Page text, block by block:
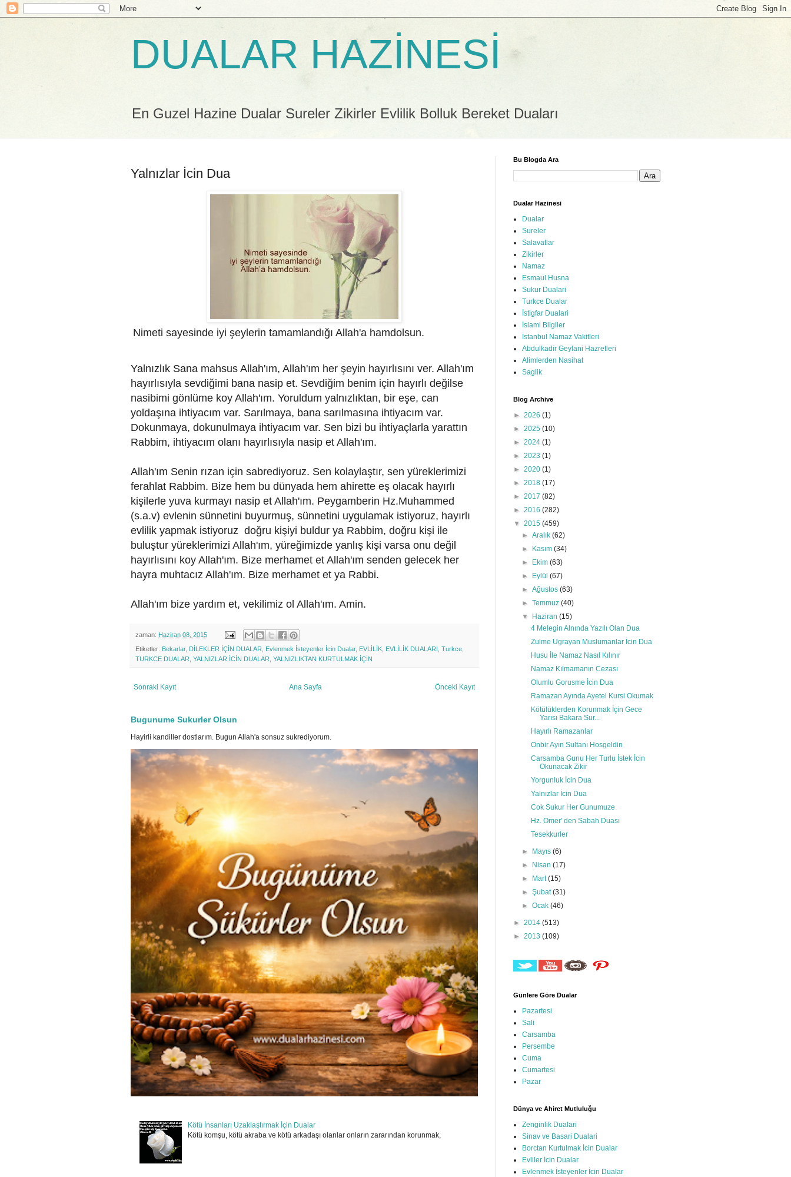
DUALAR HAZİNESİ
En Guzel Hazine Dualar Sureler Zikirler Evlilik Bolluk Bereket Duaları
Yalnızlar İcin Dua
Nimeti sayesinde iyi şeylerin tamamlandığı Allah'a hamdolsun.
Yalnızlık Sana mahsus Allah'ım, Allah'ım her şeyin hayırlısını ver. Allah'ım
hayırlısıyla sevdiğimi bana nasip et. Sevdiğim benim için hayırlı değilse
nasibimi gönlüme koy Allah'ım. Yoruldum yalnızlıktan, bir eşe, can
yoldaşına ihtiyacım var. Sarılmaya, bana sarılmasına ihtiyacım var.
Dokunmaya, dokunulmaya ihtiyacım var. Sen bizi bu ihtiyaçlarla yarattın
Rabbim, ihtiyacım olanı hayırlısıyla nasip et Allah'ım.
Allah'ım Senin rızan için sabrediyoruz. Sen kolaylaştır, sen yüreklerimizi
ferahlat Rabbim. Bize hem bu dünyada hem ahirette eş olacak hayırlı
kişilerle yuva kurmayı nasip et Allah'ım. Peygamberin Hz.Muhammed
(s.a.v) evlenin sünnetini buyurmuş, sünnetini uygulamak istiyoruz, hayırlı
evlilik yapmak istiyoruz doğru kişiyi buldur ya Rabbim, doğru kişi ile
buluştur yüreklerimizi Allah'ım, yüreğimizde yanlış kişi varsa onu değil
hayırlısını koy Allah'ım. Bize merhamet et Allah'ım senden gelecek her
hayra muhtacız Allah'ım. Bize merhamet et ya Rabbi.
Allah'ım bize yardım et, vekilimiz ol Allah'ım. Amin.
zaman: Haziran 08, 2015
Etiketler: Bekarlar, DİLEKLER İÇİN DUALAR Evlenmek İsteyenler İcin Dualar, EVLİLİK EVLİLİK DUALARI Turkce
TURKCE DUALAR YALNIZLAR İCİN DUALAR YALNIZLIKTAN KURTULMAK İÇİN
Sonraki Kayıt Önceki Kayıt
Ana Sayfa
Bugunume Sukurler Olsun
Hayirli kandiller dostlarım. Bugun Allah'a sonsuz sukrediyorum.
Kötü İnsanları Uzaklaştırmak İçin Dualar
Kötü komşu, kötü akraba ve kötü arkadaşı olanlar onların zararından korunmak,
Bu Blogda Ara
Dualar Hazinesi
Dualar
Sureler
Salavatlar
Zikirler
Namaz
Esmaul Husna
Sukur Dualari
Turkce Dualar
İstigfar Dualari
İslami Bilgiler
İstanbul Namaz Vakitleri
Abdulkadir Geylani Hazretleri
Alimlerden Nasihat
Saglik
Blog Archive
► 2026 (1)
► 2025 (10)
► 2024 (1)
► 2023 (1)
► 2020 (1)
► 2018 (17)
► 2017 (82)
► 2016 (282)
▼ 2015 (459)
►Aralık(62)
►
Kasım(34)
►
Ekim(63)
►
Eylül(67)
►Ağustos(63)
►Temmuz(40)
▼
Haziran(15)
4 Melegin Alnında Yazılı Olan Dua
Zulme Ugrayan Muslumanlar İcin Dua
Husu İle Namaz Nasıl Kılınır
Namaz Kılmamanın Cezası
Olumlu Gorusme İcin Dua
Ramazan Ayında Ayetel Kursi Okumak
Kötülüklerden Korunmak İçin Gece
Yarısı Bakara Sur...
Hayırlı Ramazanlar
Onbir Ayın Sultanı Hosgeldin
Carsamba Gunu Her Turlu İstek İcin
Okunacak Zikir
Yorgunluk İcin Dua
Yalnızlar İcin Dua
Cok Sukur Her Gunumuze
Hz. Omer' den Sabah Duası
Tesekkurler
► Mayıs(6)
►
Nisan(17)
►
Mart(15)
►Şubat(31)
►Ocak(46)
► 2014 (513)
► 2013 (109)
Günlere Göre Dualar
Pazartesi
Sali
Carsamba
Persembe
Cuma
Cumartesi
Pazar
Dünya ve Ahiret Mutluluğu
Zenginlik Dualari
Sinav ve Basari Dualari
Borctan Kurtulmak İcin Dualar
Evliler İcin Dualar
Evlenmek İsteyenler İcin Dualar